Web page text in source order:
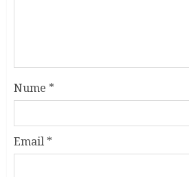
Nume *
Email *